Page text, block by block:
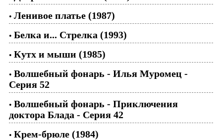
• Ленивое платье (1987)
• Белка и... Стрелка (1993)
• Кутх и мыши (1985)
• Волшебный фонарь - Илья Муромец -
Серия 52
• Волшебный фонарь - Приключения
доктора Блада - Серия 42
• Крем-брюле (1984)